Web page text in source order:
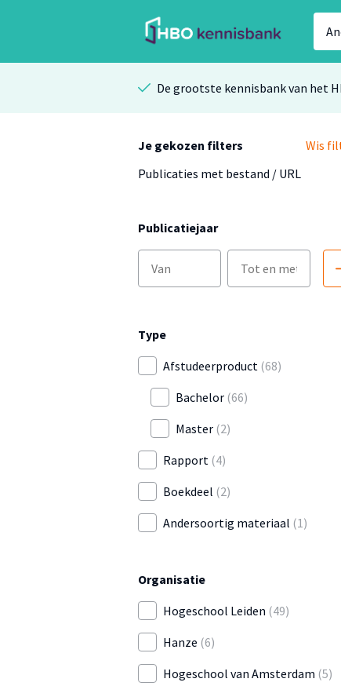
De grootste kennisbank van het
Je gekozen filters
Wis
Publicaties met bestand / URL
Publicatiejaar
Type
Afstudeerproduct (68)
Bachelor (66)
Master (2)
Rapport (4)
Boekdeel (2)
Andersoortig materiaal (1)
Organisatie
Hogeschool Leiden (49)
Hanze (6)
Hogeschool van Amsterdam (5)